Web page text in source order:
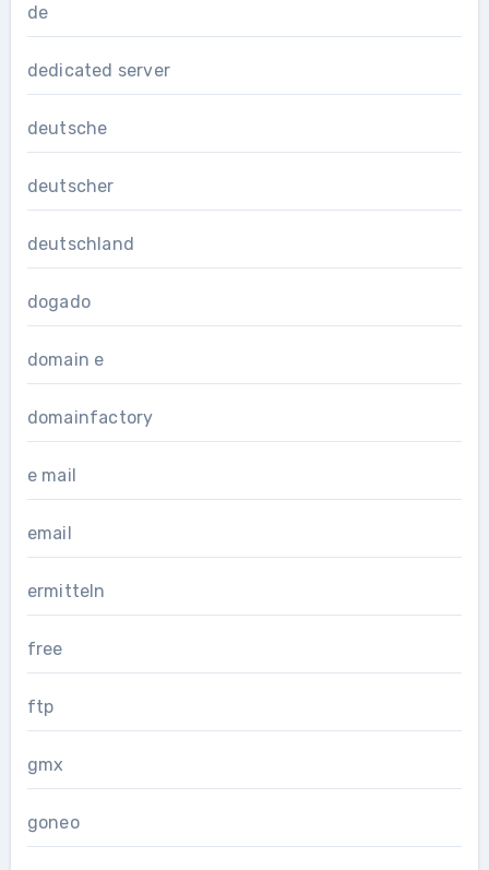
de
dedicated server
deutsche
deutscher
deutschland
dogado
domain e
domainfactory
e mail
email
ermitteln
free
ftp
gmx
goneo